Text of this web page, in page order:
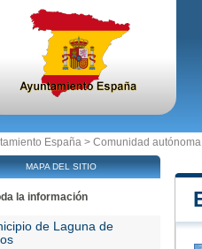
España > Comunidad
MAPA DEL SITIO
la información
de Laguna de